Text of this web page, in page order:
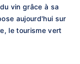
vin grâce à sa
aujourd'hui sur
le tourisme vert